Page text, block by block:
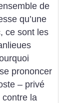
de
qu’une
ce sont les
prononcer
– privé
contre la